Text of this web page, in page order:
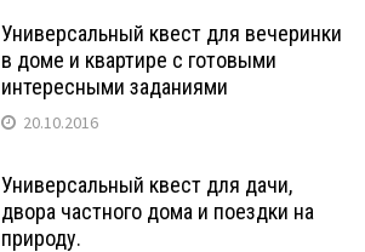
Универсальный квест для вечеринки
в доме и квартире с готовыми
интересными заданиями
20.10.2016
Универсальный квест для дачи,
двора частного дома и поездки на
природу.